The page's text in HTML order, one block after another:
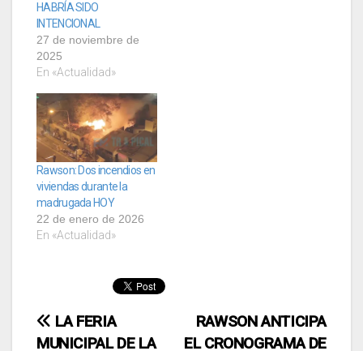
HABRÍA SIDO
INTENCIONAL
27 de noviembre de
2025
En «Actualidad»
Rawson: Dos incendios en
viviendas durante la
madrugada HOY
22 de enero de 2026
En «Actualidad»
Navegación
RAWSON ANTICIPA
EL CRONOGRAMA DE
LA FERIA
MUNICIPAL DE LA